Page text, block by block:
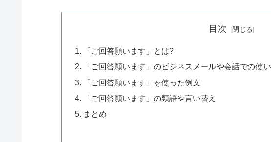
目次
「ご回答願います」とは?
「ご回答願います」のビジネスメールや会話での使
「ご回答願います」を使った例文
「ご回答願います」の類語や言い替え
まとめ